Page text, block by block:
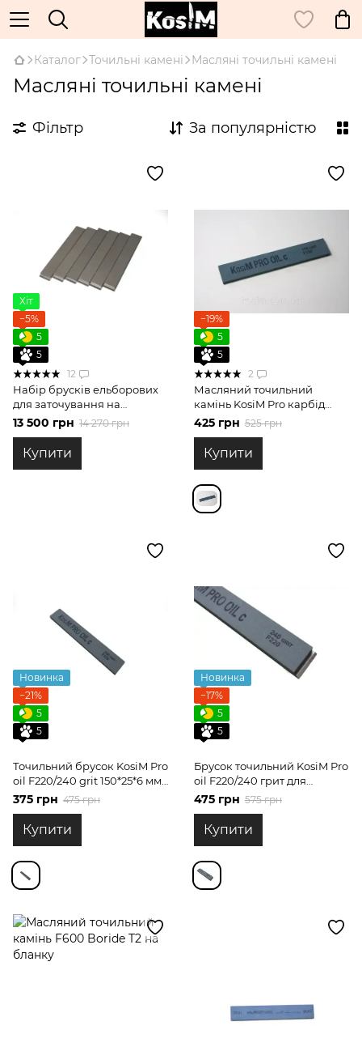
Каталог Точильні камені Масляні точильні камені
Масляні точильні камені
Фільтр За популярністю
Хіт
−5%
5
5
12
Набір брусків ельборових
для заточування на
бланках з гравіюванням
13 500 грн 14 270 грн
Купити
−19%
5
5
2
Масляний точильний
камінь KosiM Pro карбід
кремнію 150 grit
425 грн 525 грн
Купити
Новинка
−21%
5
5
Точильний брусок KosiM Pro
oil F220/240 grit 150*25*6 мм
карбід кремнію для
обдирних робіт
375 грн 475 грн
Купити
Новинка
−17%
5
5
Брусок точильний KosiM Pro
oil F220/240 грит для
обдирки на бланку
475 грн 575 грн
Купити